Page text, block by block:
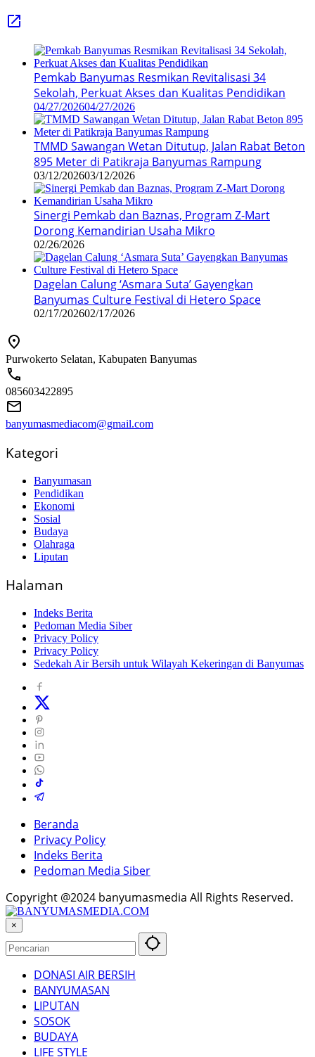
Pemkab Banyumas Resmikan Revitalisasi 34
Sekolah, Perkuat Akses dan Kualitas Pendidikan
04/27/202604/27/2026
TMMD Sawangan Wetan Ditutup, Jalan Rabat Beton
895 Meter di Patikraja Banyumas Rampung
03/12/202603/12/2026
Sinergi Pemkab dan Baznas, Program Z-Mart
Dorong Kemandirian Usaha Mikro
02/26/2026
Dagelan Calung ‘Asmara Suta’ Gayengkan
Banyumas Culture Festival di Hetero Space
02/17/202602/17/2026
Purwokerto Selatan, Kabupaten Banyumas
085603422895
banyumasmediacom@gmail.com
Kategori
Banyumasan
Pendidikan
Ekonomi
Sosial
Budaya
Olahraga
Liputan
Halaman
Indeks Berita
Pedoman Media Siber
Privacy Policy
Privacy Policy
Sedekah Air Bersih untuk Wilayah Kekeringan di Banyumas
Beranda
Privacy Policy
Indeks Berita
Pedoman Media Siber
Copyright @2024 banyumasmedia All Rights Reserved.
×
DONASI AIR BERSIH
BANYUMASAN
LIPUTAN
SOSOK
BUDAYA
LIFE STYLE